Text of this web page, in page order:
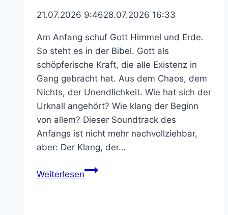
21.07.2026 9:4628.07.2026 16:33
Am Anfang schuf Gott Himmel und Erde.
So steht es in der Bibel. Gott als
schöpferische Kraft, die alle Existenz in
Gang gebracht hat. Aus dem Chaos, dem
Nichts, der Unendlichkeit. Wie hat sich der
Urknall angehört? Wie klang der Beginn
von allem? Dieser Soundtrack des
Anfangs ist nicht mehr nachvollziehbar,
aber: Der Klang, der…
WeiterlesenDer